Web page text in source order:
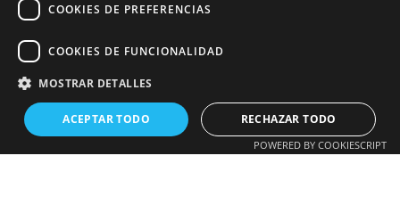
COOKIES DE PREFERENCIAS
COOKIES DE FUNCIONALIDAD
MOSTRAR DETALLES
ACEPTAR TODO RECHAZAR TODO
POWERED BY COOKIESCRIPT